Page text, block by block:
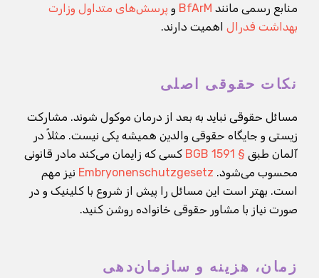
منابع رسمی مانند BfArM و پرسش‌های متداول وزارت
بهداشت فدرال اهمیت دارند.
نکات حقوقی اصلی
مسائل حقوقی نباید به بعد از درمان موکول شوند. مشارکت
زیستی و جایگاه حقوقی والدین همیشه یکی نیست. مثلاً در
آلمان طبق § 1591 BGB
کسی که زایمان می‌کند مادر قانونی
محسوب می‌شود. Embryonenschutzgesetz نیز مهم
است. بهتر است این مسائل را پیش از شروع با کلینیک و در
صورت نیاز با مشاور حقوقی خانواده روشن کنید.
زمان، هزینه و سازمان‌دهی